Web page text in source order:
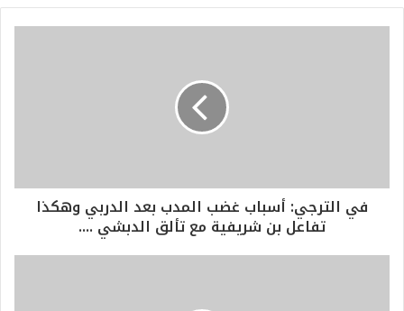
في الترجي: أسباب غضب المدب بعد الدربي وهكذا
تفاعل بن شريفية مع تألق الدبشي ....